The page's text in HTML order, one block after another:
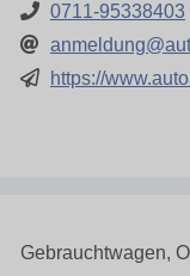
0711-95338403
https://
Gebrauchtwagen,